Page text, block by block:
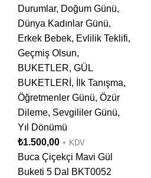
Durumlar, Doğum Günü,
Dünya Kadınlar Günü,
Erkek Bebek, Evlilik Teklifi,
Geçmiş Olsun,
BUKETLER, GÜL
BUKETLERİ , İlk Tanışma,
Öğretmenler Günü, Özür
Dileme, Sevgililer Günü,
Yıl Dönümü
₺1.500,00 + KDV
Buca Çiçekçi Mavi Gül
Buketi 5 Dal BKT0052